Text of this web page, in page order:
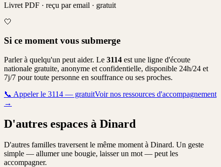
Livret PDF · reçu par email · gratuit
🤍
Si ce moment vous submerge
Parler à quelqu'un peut aider. Le 3114 est une ligne d'écoute
nationale gratuite, anonyme et confidentielle, disponible 24h/24 et
7j/7 pour toute personne en souffrance ou ses proches.
📞 Appeler le 3114 — gratuitVoir nos ressources d'accompagnement
→
D'autres espaces à Dinard
D'autres familles traversent le même moment à Dinard. Un geste
simple — allumer une bougie, laisser un mot — peut les
accompagner.